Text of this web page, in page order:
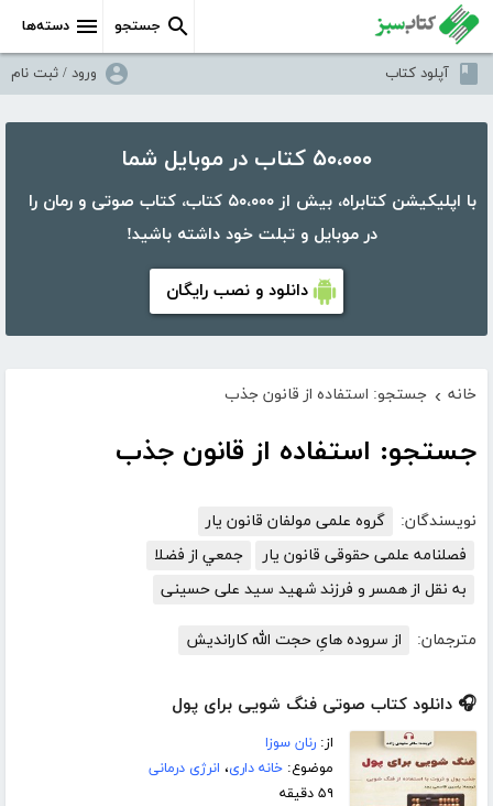
دسته‌ها جستجو
آپلود کتاب ورود / ثبت نام
۵۰،۰۰۰ کتاب در موبایل شما
با اپلیکیشن کتابراه، بیش از ۵۰،۰۰۰ کتاب، کتاب صوتی و رمان را
در موبایل و تبلت خود داشته باشید!
دانلود و نصب رایگان
خانه › جستجو: استفاده از قانون جذب
جستجو: استفاده از قانون جذب
نویسندگان:
گروه علمی مولفان قانون یار
فصلنامه علمی حقوقی قانون یار
جمعي از فضلا
به نقل از همسر و فرزند شهید سید علی حسینی
مترجمان: از سروده هایِ حجت الله کاراندیش
🎧 دانلود کتاب صوتی فنگ شویی برای پول
از:رنان سوزا
موضوع:خانه داری، انرژی درمانی
۵۹ دقیقه